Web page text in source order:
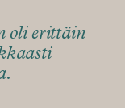
oli erittäin